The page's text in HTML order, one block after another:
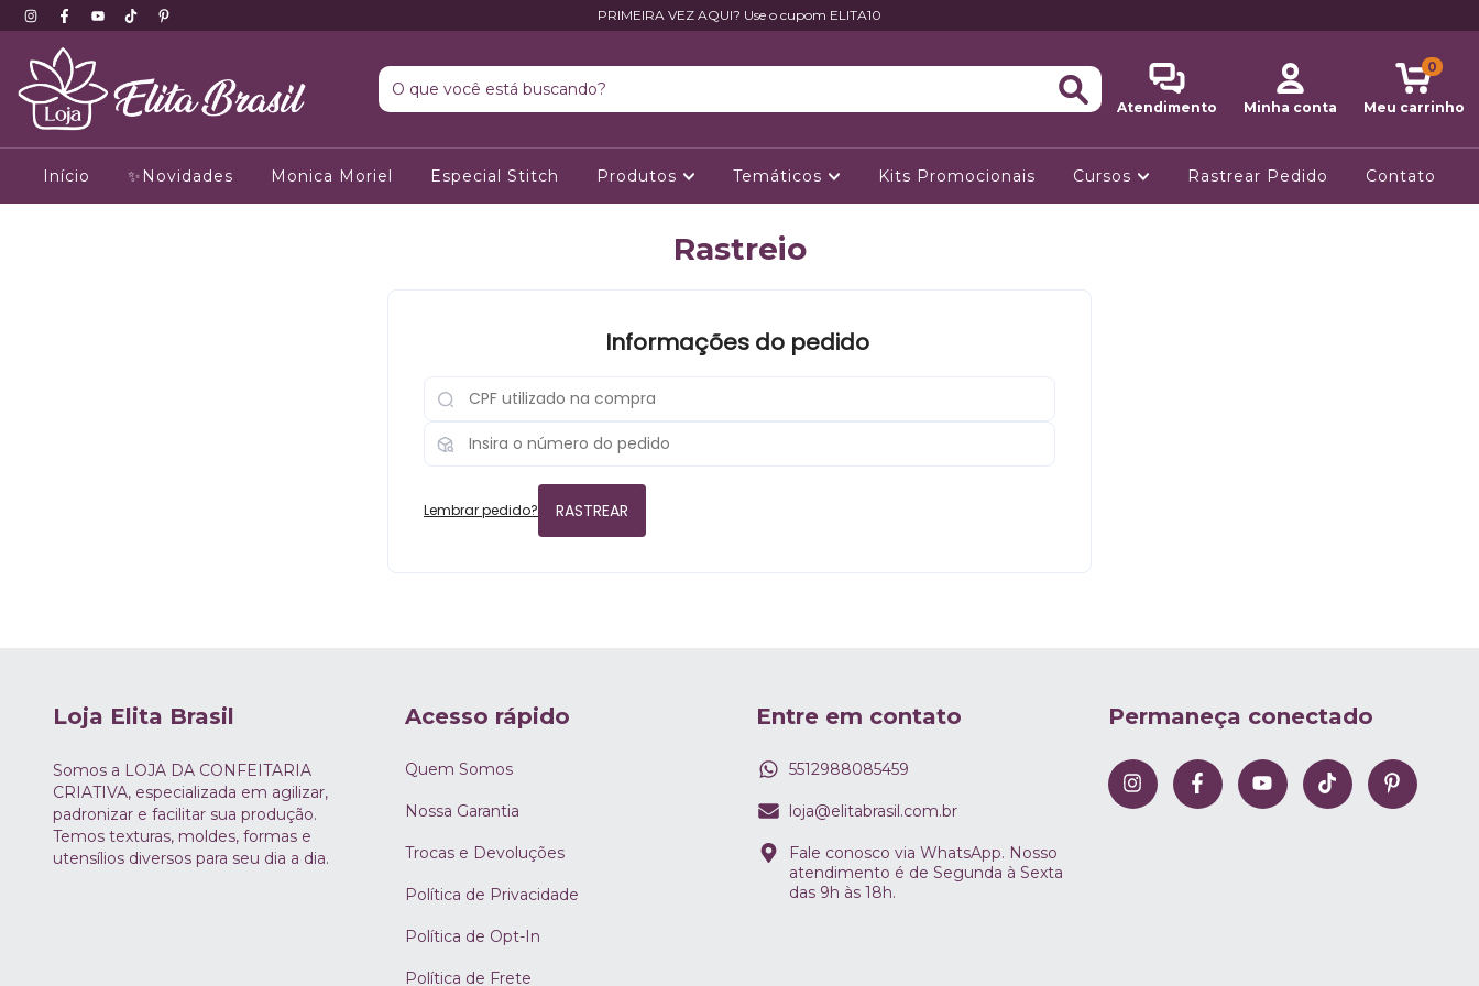
PRIMEIRA VEZ AQUI? Use o cupom ELITA10
Atendimento Minha conta Meu carrinho
0
Início ✨Novidades Monica Moriel Especial Stitch Produtos Temáticos Kits Promocionais Cursos Rastrear Pedido Contato
Rastreio
Informações do pedido
Lembrar pedido? RASTREAR
Loja Elita Brasil
Somos a LOJA DA CONFEITARIA
CRIATIVA, especializada em agilizar,
padronizar e facilitar sua produção.
Temos texturas, moldes, formas e
utensílios diversos para seu dia a dia.
Acesso rápido
Quem Somos
Nossa Garantia
Trocas e Devoluções
Política de Privacidade
Política de Opt-In
Política de Frete
Entre em contato
5512988085459
loja@elitabrasil.com.br
Fale conosco via WhatsApp. Nosso
atendimento é de Segunda à Sexta
das 9h às 18h.
Permaneça conectado